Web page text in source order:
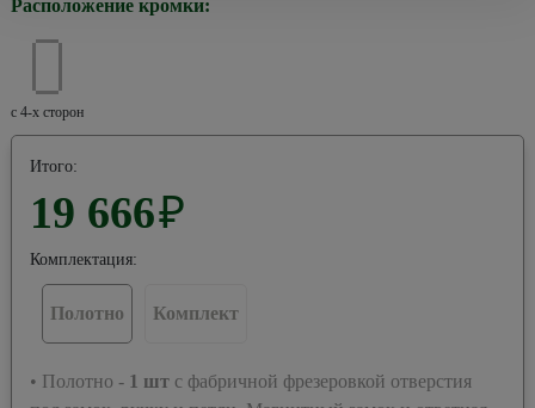
Расположение кромки:
с 4-х сторон
Итого:
19 666₽
Комплектация:
Полотно Комплект
• Полотно - 1 шт с фабричной фрезеровкой отверстия